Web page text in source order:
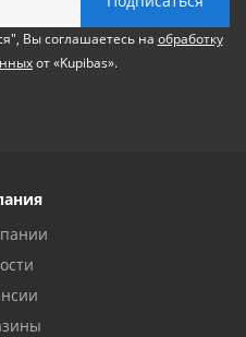
Вы соглашаетесь на обработку
от «Kupibas».